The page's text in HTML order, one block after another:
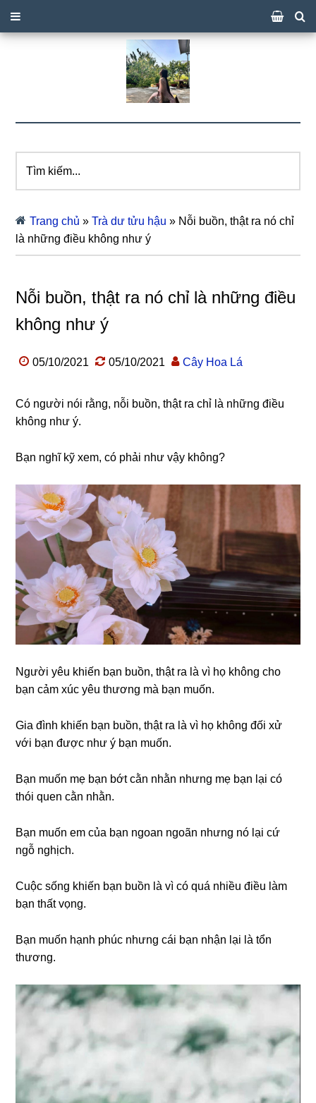
kiếm...
Trang chủ »Trà dư tửu hậu » Nỗi buồn, thật ra nó chỉ
là những điều không như ý
Nỗi buồn, thật ra nó chỉ là những điều
không như ý
05/10/2021 05/10/2021 Cây Hoa Lá
Có người nói rằng, nỗi buồn, thật ra chỉ là những điều
không như ý.
Bạn nghĩ kỹ xem, có phải như vậy không?
Người yêu khiến bạn buồn, thật ra là vì họ không cho
bạn cảm xúc yêu thương mà bạn muốn.
Gia đình khiến bạn buồn, thật ra là vì họ không đối xử
với bạn được như ý bạn muốn.
Bạn muốn mẹ bạn bớt cằn nhằn nhưng mẹ bạn lại có
thói quen cằn nhằn.
Bạn muốn em của bạn ngoan ngoãn nhưng nó lại cứ
ngỗ nghịch.
Cuộc sống khiến bạn buồn là vì có quá nhiều điều làm
bạn thất vọng.
Bạn muốn hạnh phúc nhưng cái bạn nhận lại là tổn
thương.